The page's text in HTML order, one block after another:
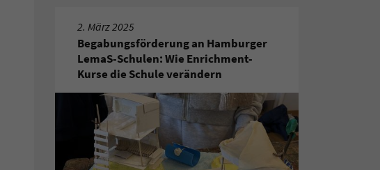
2. März 2025
Begabungsförderung an Hamburger
LemaS-Schulen: Wie Enrichment-
Kurse die Schule verändern